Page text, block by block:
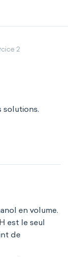
2
solutions.
en volume.
est le seul
de